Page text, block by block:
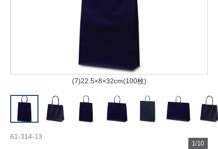
(7)22.5×8×32cm(100枚)
1/10
61-314-13